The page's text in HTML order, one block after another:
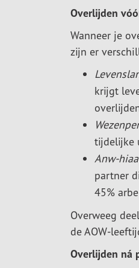
Overlijden
Wanneer je
zijn er
krijgt
tijdelijke
Anw-
partner
45%
Overweeg
de AOW-
Overlijden ná